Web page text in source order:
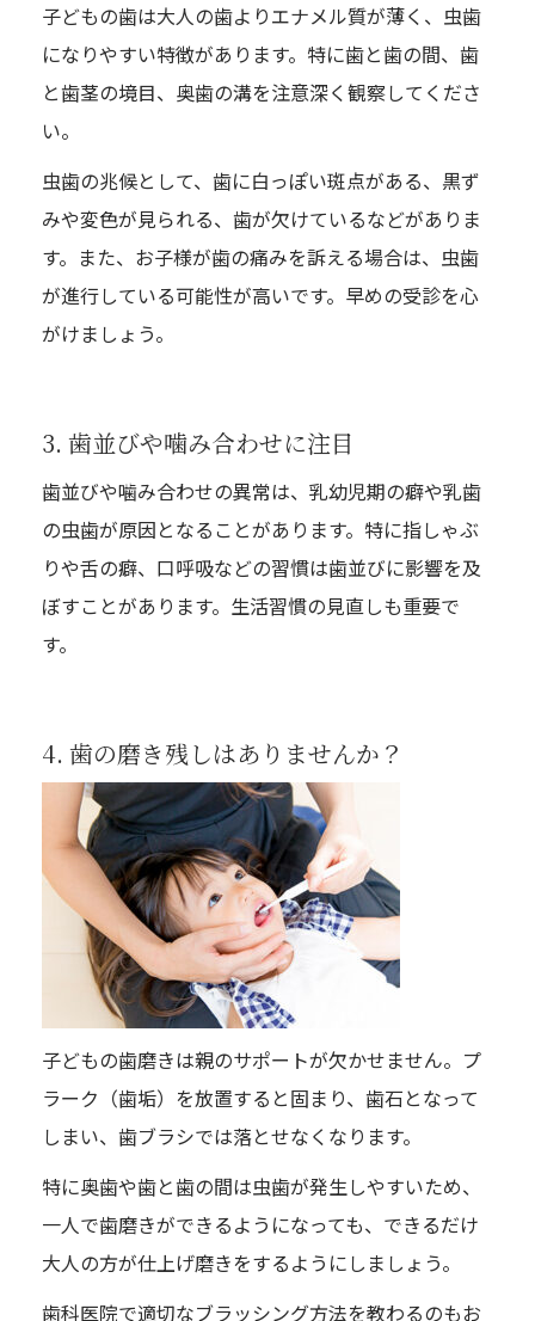
子どもの歯は大人の歯よりエナメル質が薄く、虫歯
になりやすい特徴があります。特に歯と歯の間、歯
と歯茎の境目、奥歯の溝を注意深く観察してくださ
い。
虫歯の兆候として、歯に白っぽい斑点がある、黒ず
みや変色が見られる、歯が欠けているなどがありま
す。また、お子様が歯の痛みを訴える場合は、虫歯
が進行している可能性が高いです。早めの受診を心
がけましょう。
3. 歯並びや噛み合わせに注目
歯並びや噛み合わせの異常は、乳幼児期の癖や乳歯
の虫歯が原因となることがあります。特に指しゃぶ
りや舌の癖、口呼吸などの習慣は歯並びに影響を及
ぼすことがあります。生活習慣の見直しも重要で
す。
4. 歯の磨き残しはありませんか？
子どもの歯磨きは親のサポートが欠かせません。プ
ラーク（歯垢）を放置すると固まり、歯石となって
しまい、歯ブラシでは落とせなくなります。
特に奥歯や歯と歯の間は虫歯が発生しやすいため、
一人で歯磨きができるようになっても、できるだけ
大人の方が仕上げ磨きをするようにしましょう。
歯科医院で適切なブラッシング方法を教わるのもお